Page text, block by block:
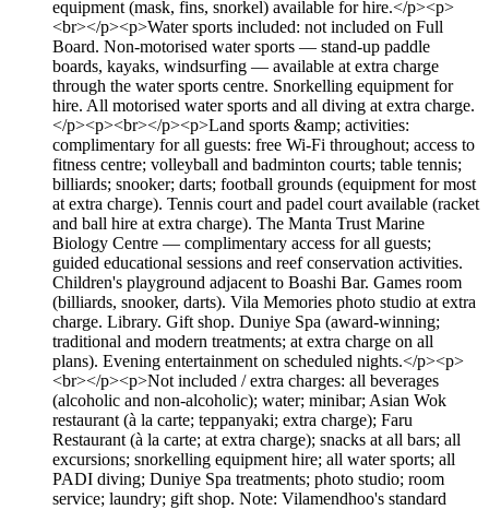
equipment (mask, fins, snorkel) available for hire.</p><p>
<br></p><p>Water sports included: not included on Full
Board. Non-motorised water sports — stand-up paddle
boards, kayaks, windsurfing — available at extra charge
through the water sports centre. Snorkelling equipment for
hire. All motorised water sports and all diving at extra charge.
</p><p><br></p><p>Land sports &amp; activities:
complimentary for all guests: free Wi-Fi throughout; access to
fitness centre; volleyball and badminton courts; table tennis;
billiards; snooker; darts; football grounds (equipment for most
at extra charge). Tennis court and padel court available (racket
and ball hire at extra charge). The Manta Trust Marine
Biology Centre — complimentary access for all guests;
guided educational sessions and reef conservation activities.
Children's playground adjacent to Boashi Bar. Games room
(billiards, snooker, darts). Vila Memories photo studio at extra
charge. Library. Gift shop. Duniye Spa (award-winning;
traditional and modern treatments; at extra charge on all
plans). Evening entertainment on scheduled nights.</p><p>
<br></p><p>Not included / extra charges: all beverages
(alcoholic and non-alcoholic); water; minibar; Asian Wok
restaurant (à la carte; teppanyaki; extra charge); Faru
Restaurant (à la carte; at extra charge); snacks at all bars; all
excursions; snorkelling equipment hire; all water sports; all
PADI diving; Duniye Spa treatments; photo studio; room
service; laundry; gift shop. Note: Vilamendhoo's standard